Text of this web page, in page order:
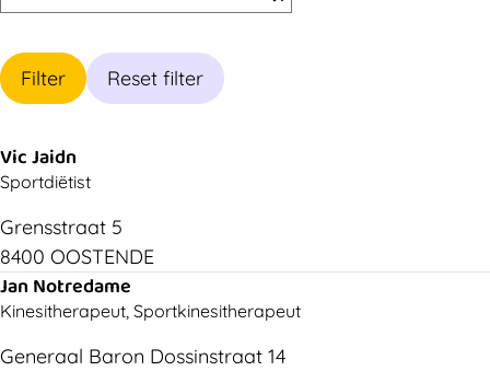
Filter Reset filter
Vic Jaidn
Sportdiëtist
Grensstraat 5
8400 OOSTENDE
Jan Notredame
Kinesitherapeut, Sportkinesitherapeut
Generaal Baron Dossinstraat 14